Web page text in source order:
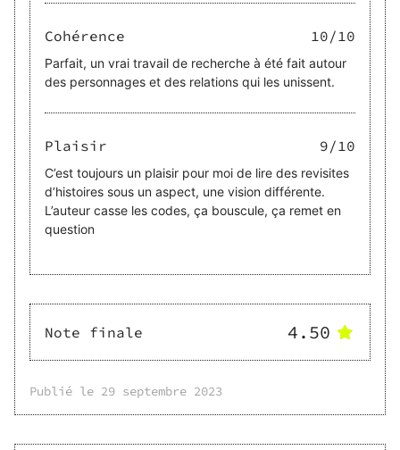
Cohérence 10/10
Parfait, un vrai travail de recherche à été fait autour
des personnages et des relations qui les unissent.
Plaisir 9/10
C’est toujours un plaisir pour moi de lire des revisites
d’histoires sous un aspect, une vision différente.
L’auteur casse les codes, ça bouscule, ça remet en
question
Note finale 4.50
Publié le 29 septembre 2023